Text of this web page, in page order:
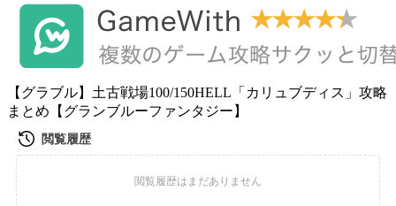
【グラブル】土古戦場100/150HELL「カリュブディス」攻略
まとめ【グランブルーファンタジー】